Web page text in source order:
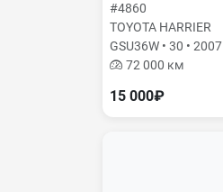
#4860
TOYOTA HARRIER
GSU36W • 30 • 2007
72 000 км
15 000₽